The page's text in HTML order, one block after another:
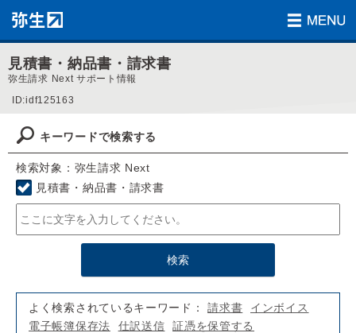
見積書・納品書・請求書
弥生請求 Next サポート情報
ID:idf125163
キーワードで検索する
検索対象：弥生請求 Next
見積書・納品書・請求書
よく検索されているキーワード：請求書
インボイス
電子帳簿保存法
仕訳送信 証憑を保管する